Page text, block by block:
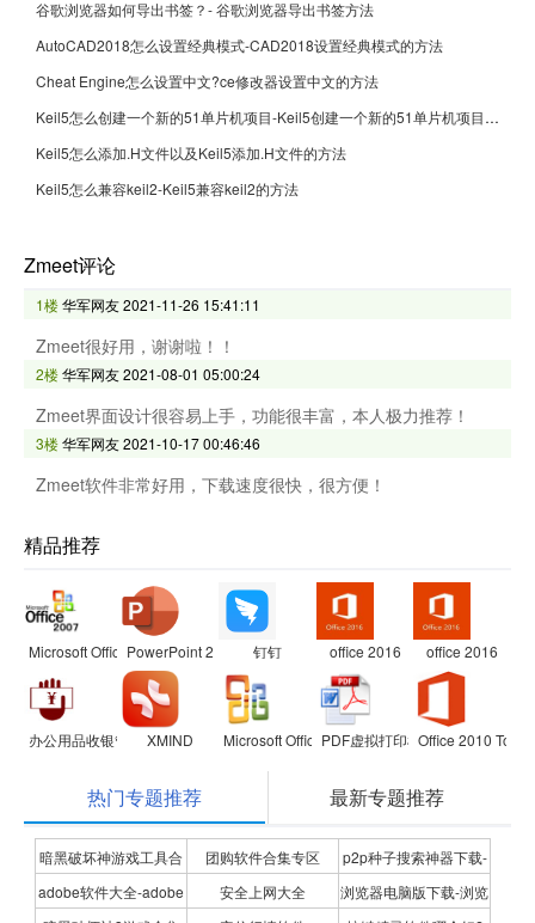
谷歌浏览器如何导出书签？- 谷歌浏览器导出书签方法
AutoCAD2018怎么设置经典模式-CAD2018设置经典模式的方法
Cheat Engine怎么设置中文?ce修改器设置中文的方法
Keil5怎么创建一个新的51单片机项目-Keil5创建一个新的51单片机项目的方法
Keil5怎么添加.H文件以及Keil5添加.H文件的方法
Keil5怎么兼容keil2-Keil5兼容keil2的方法
Zmeet评论
1楼华军网友2021-11-26 15:41:11
Zmeet很好用，谢谢啦！！
2楼华军网友2021-08-01 05:00:24
Zmeet界面设计很容易上手，功能很丰富，本人极力推荐！
3楼华军网友2021-10-17 00:46:46
Zmeet软件非常好用，下载速度很快，很方便！
精品推荐
Microsoft Office 2007兼容包
PowerPoint 2007 钉钉 office 2016 office 2016
办公用品收银管理软件XMIND Microsoft Office Visio Professional
PDF虚拟打印机Office 2010
热门专题推荐 最新专题推荐
暗黑破坏神游戏工具合
集
团购软件合集专区
p2p种子搜索神器下载-
P2P种子搜索神器专题
adobe软件大全-adobe
安全上网大全
浏览器电脑版下载-浏览